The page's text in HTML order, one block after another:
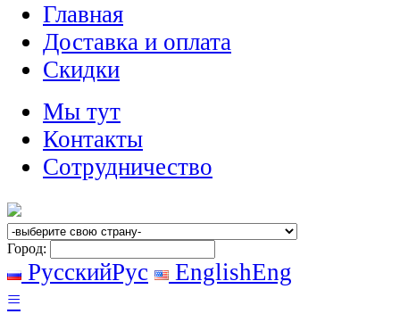
Главная
Доставка и оплата
Скидки
Мы тут
Контакты
Сотрудничество
Город:
РусскийРус EnglishEng
≡